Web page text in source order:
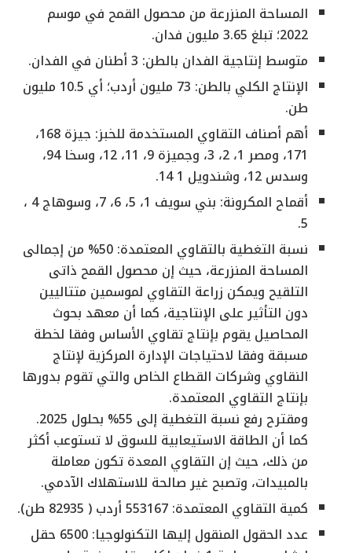
المساحة المنزرعة من محصول القمح في موسم
2022؛ تبلغ 3.65 مليون فدان.
متوسط إنتاجية الفدان بالطن: 3 أطنان في الفدان.
الإنتاج الكلي بالطن: 73 مليون أردب؛ أي 10.5 مليون
طن.
أهم أصناف التقاوي المستخدمة للخبز: جيزة 168،
171، ومصر 1، 2، 3، وجميزة 9، 11، 12، وسخا 94،
وسدس 12، وشندويل 1 14.
أقماح المكرونة: بني سويف 1، 5، 6، 7، وسوهاج 4 ،
5.
نسبة التغطية بالتقاوي المعتمدة: 50% من إجمالى
المساحة المنزرعة، حيث إن محصول القمح ذاتى
التلقيح ويمكن زراعة التقاوي لموسمين متتاليين
دون التأثير على الإنتاجية، كما أن معهد بحوث
المحاصيل يقوم بإنتاج تقاوي الأساس وفقا لخطة
مسبقة وفقا لاحتياجات الإدارة المركزية لإنتاج
النقاوي وشركات القطاع الخاص والتي تقوم بدورها
بإنتاج التقاوي المعتمدة.
ومقترح رفع نسبة التغطية إلى 55% بحلول 2025.
كما أن الطاقة الاستيعابية للسوق لا تستوعب أكثر
من ذلك، حيث إن التقاوي المعدة تكون معاملة
بالمبيدات، وتصبح غير صالحة للاستهلاك الآدمي.
كمية التقاوي المعتمدة: 553167 أردب ( 82935 طن).
عدد الحقول المنقول إليها التكنولوجيا: 6500 حقل